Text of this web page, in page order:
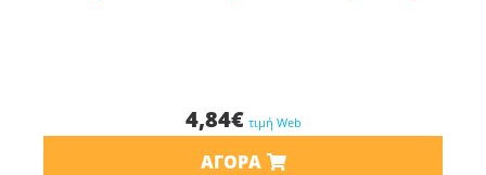
4,84€ τιμή Web
ΑΓΟΡΆ